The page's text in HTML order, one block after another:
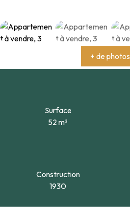
Estimation+ de photos
Surface
52m²
Construction
1930